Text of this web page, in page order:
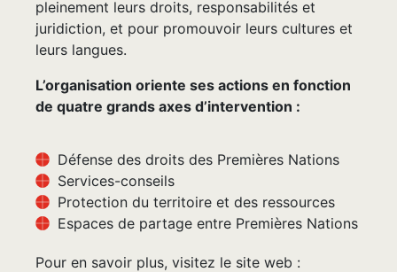
pleinement leurs droits, responsabilités et
juridiction, et pour promouvoir leurs cultures et
leurs langues.
L’organisation oriente ses actions en fonction
de quatre grands axes d’intervention :
Défense des droits des Premières Nations
Services-conseils
Protection du territoire et des ressources
Espaces de partage entre Premières Nations
Pour en savoir plus, visitez le site web :